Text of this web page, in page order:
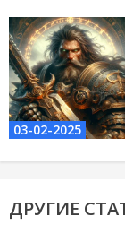
03-02-2025
ДРУГИЕ